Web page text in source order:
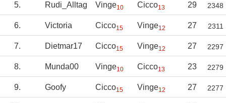
5. Rudi_Alltag Vinge10 Cicco13 29 2348
6. Victoria Cicco15 Vinge12 27 2311
7. Dietmar17 Cicco15 Vinge12 27 2297
8. Munda00 Vinge10 Cicco13 23 2279
9. Goofy Cicco15 Vinge12 27 2277